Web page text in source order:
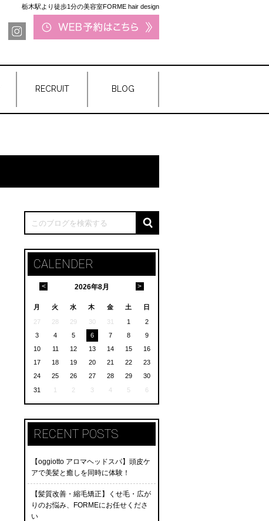
栃木駅より徒歩1分の美容室FORME hair design
RECRUIT BLOG
CALENDER
2026年8月
< >
月 火 水 木 金 土 日
27 28 29 30 31 1
2
3
4 5 6 7 8
9
10
11 12 13 14 15
16
17
18 19 20 21 22
23
24
25 26 27 28 29
30
31
1 2 3 4 5 6
RECENT POSTS
【oggiotto アロマヘッドスパ】頭皮ケ
アで美髪と癒しを同時に体験！
【髪質改善・縮毛矯正】くせ毛・広が
りのお悩み、FORMEにお任せくださ
い